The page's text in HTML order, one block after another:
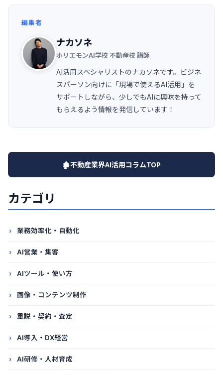
編集者
ナカソネ
ホリエモンAI学校 不動産校 講師
AI活用スペシャリストのナカソネです。ビジネ
スパーソン向けに「現場で使えるAI活用」を
サポートしながら、少しでもAIに興味を持って
もらえるよう情報を発信しています！
🏚️不動産業界AI活用コラムTOP
カテゴリ
業務効率化・自動化
AI営業・集客
AIツール・使い方
画像・コンテンツ制作
重説・契約・査定
AI導入・DX経営
AI研修・人材育成